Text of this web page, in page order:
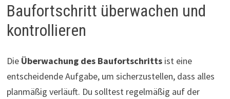
Baufortschritt überwachen und
kontrollieren
Die Überwachung des Baufortschrittsist eine
entscheidende Aufgabe, um sicherzustellen, dass alles
planmäßig verläuft. Du solltest regelmäßig auf der